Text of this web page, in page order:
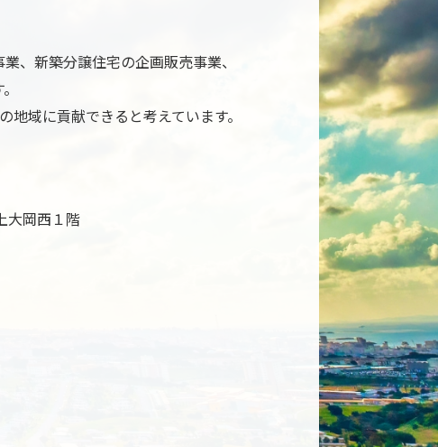
、新築分譲住宅の企画販売事業、
域に貢献できると考えています。
大岡西１階